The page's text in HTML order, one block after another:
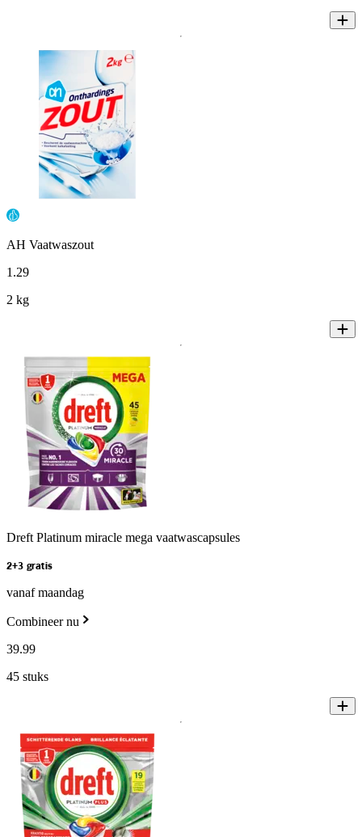
AH Vaatwaszout
1 .29
2 kg
Dreft Platinum miracle mega vaatwascapsules
2+3 gratis
vanaf maandag
Combineer nu
39.99
45 stuks